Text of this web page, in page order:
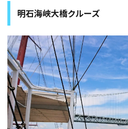
明石海峡大橋クルーズ